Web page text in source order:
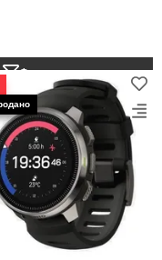
Фильтр товаров